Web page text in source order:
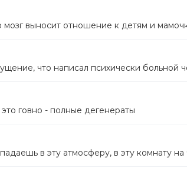
выносит отношение к детям и
что написал психически больной
говно - полные дегенераты
в эту атмосферу, в эту комнату на